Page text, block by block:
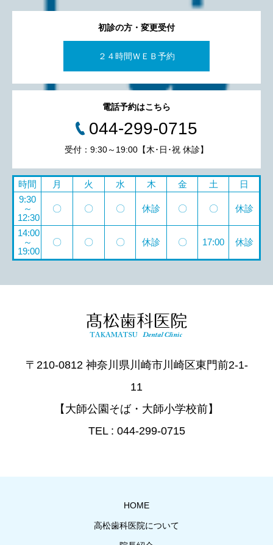
初診の方・変更受付
２４時間ＷＥＢ予約
電話予約はこちら
044-299-0715
受付：9:30～19:00【木･日･祝 休診】
時間 月 火 水 木 金 土
日
9:30
～
12:30
〇 〇 〇 休診 〇 〇 休診
14:00
～
19:00
〇 〇 〇 休診 〇 17:00 休診
〒210-0812 神奈川県川崎市川崎区東門前2-1-
11
【大師公園そば・大師小学校前】
TEL : 044-299-0715
HOME
高松歯科医院について